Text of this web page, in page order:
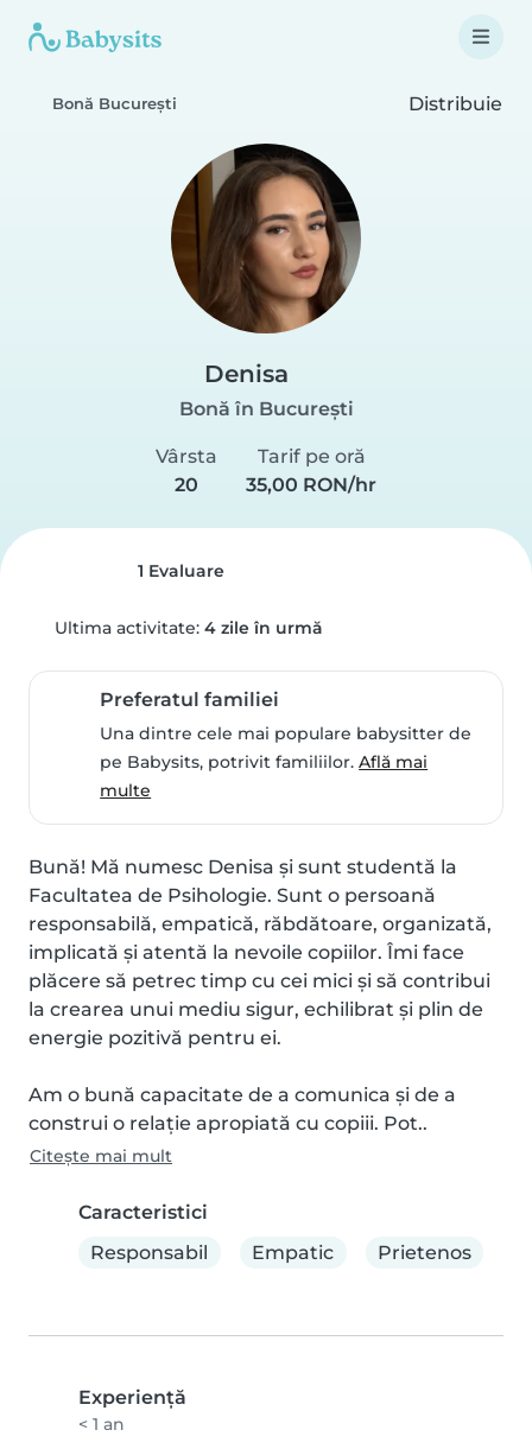
Bonă București Distribuie
Denisa
Bonă în București
Vârsta
20
Tarif pe oră
35,00 RON/hr
1 Evaluare
Ultima activitate: 4 zile în urmă
Preferatul familiei
Una dintre cele mai populare babysitter de
pe Babysits, potrivit familiilor.Află mai
multe
Bună! Mă numesc Denisa și sunt studentă la
Facultatea de Psihologie. Sunt o persoană
responsabilă, empatică, răbdătoare, organizată,
implicată și atentă la nevoile copiilor. Îmi face
plăcere să petrec timp cu cei mici și să contribui
la crearea unui mediu sigur, echilibrat și plin de
energie pozitivă pentru ei.
Am o bună capacitate de a comunica și de a
construi o relație apropiată cu copiii. Pot..
Citește mai mult
Caracteristici
Responsabil
Empatic Prietenos
Experienţă
< 1 an